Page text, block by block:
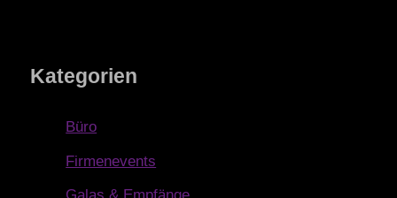
Kategorien
Büro
Firmenevents